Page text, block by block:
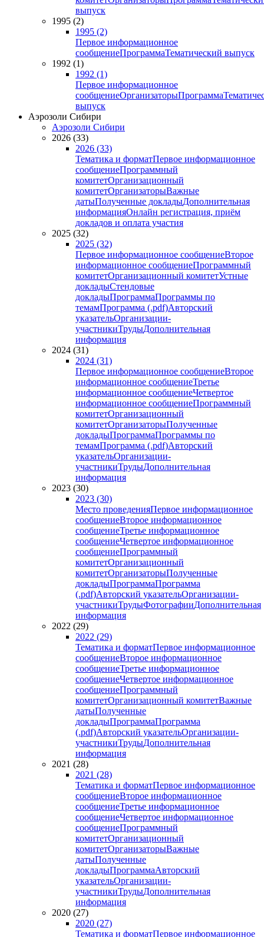
выпуск
1995 (2)
1995 (2)
Первое информационное
сообщениеПрограммаТематический выпуск
1992 (1)
1992 (1)
Первое информационное
сообщениеОрганизаторыПрограмма
выпуск
Аэрозоли Сибири
Аэрозоли Сибири
2026 (33)
2026 (33)
Тематика и форматПервое информационное
сообщениеПрограммный
комитетОрганизационный
комитетОрганизаторыВажные
датыПолученные докладыДополнительная
информацияОнлайн регистрация, приём
докладов и оплата участия
2025 (32)
2025 (32)
Первое информационное сообщениеВторое
информационное сообщениеПрограммный
комитетОрганизационный комитетУстные
докладыСтендовые
докладыПрограммаПрограммы по
темамПрограмма (.pdf)Авторский
указательОрганизации-
участникиТрудыДополнительная
информация
2024 (31)
2024 (31)
Первое информационное сообщениеВторое
информационное сообщениеТретье
информационное сообщениеЧетвертое
информационное сообщениеПрограммный
комитетОрганизационный
комитетОрганизаторыПолученные
докладыПрограммаПрограммы по
темамПрограмма (.pdf)Авторский
указательОрганизации-
участникиТрудыДополнительная
информация
2023 (30)
2023 (30)
Место проведенияПервое информационное
сообщениеВторое информационное
сообщениеТретье информационное
сообщениеЧетвертое информационное
сообщениеПрограммный
комитетОрганизационный
комитетОрганизаторыПолученные
докладыПрограммаПрограмма
(.pdf)Авторский указательОрганизации-
участникиТрудыФотографииДополнительная
информация
2022 (29)
2022 (29)
Тематика и форматПервое информационное
сообщениеВторое информационное
сообщениеТретье информационное
сообщениеЧетвертое информационное
сообщениеПрограммный
комитетОрганизационный комитетВажные
датыПолученные
докладыПрограммаПрограмма
(.pdf)Авторский указательОрганизации-
участникиТрудыДополнительная
информация
2021 (28)
2021 (28)
Тематика и форматПервое информационное
сообщениеВторое информационное
сообщениеТретье информационное
сообщениеЧетвертое информационное
сообщениеПрограммный
комитетОрганизационный
комитетОрганизаторыВажные
датыПолученные
докладыПрограммаАвторский
указательОрганизации-
участникиТрудыДополнительная
информация
2020 (27)
2020 (27)
Тематика и форматПервое информационное